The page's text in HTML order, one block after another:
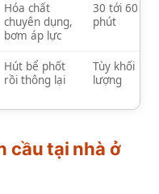
Hóa chất
chuyên dụng,
bơm áp lực
30 tới 60
phút
Hút bể phốt
rồi thông lại
Tùy khối
lượng
cầu tại nhà ở